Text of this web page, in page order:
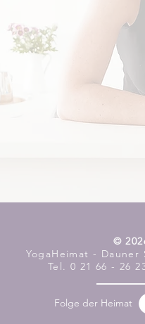
​©
YogaHeimat - Dauner
Tel. 0 21 66 - 26
Folge der Heimat